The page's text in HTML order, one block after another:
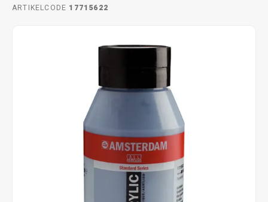
ARTIKELCODE 17715622